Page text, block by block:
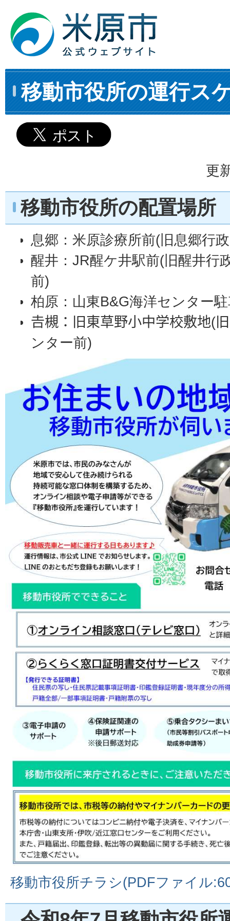
移動市役所の運行ス
更
移動市役所の配置場所
息郷：米原診療所前(旧息郷行
醒井：JR醒ケ井駅前(旧醒井行
前)
柏原：山東B&G海洋センター
𠮷槻：旧東草野小中学校敷地(
ンター前)
移動市役所チラシ(PDFファイル